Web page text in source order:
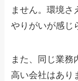
ません。環境さ
やりがいが感じ
また、同じ業務
高い会社はあり